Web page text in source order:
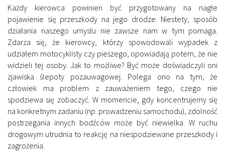
Każdy kierowca powinien być przygotowany na nagłe
pojawienie się przeszkody na jego drodze. Niestety, sposób
działania naszego umysłu nie zawsze nam w tym pomaga.
Zdarza się, że kierowcy, którzy spowodowali wypadek z
udziałem motocyklisty czy pieszego, opowiadają potem, że nie
widzieli tej osoby. Jak to możliwe? Być może doświadczyli oni
zjawiska ślepoty pozauwagowej. Polega ono na tym, że
człowiek ma problem z zauważeniem tego, czego nie
spodziewa się zobaczyć. W momencie, gdy koncentrujemy się
na konkretnym zadaniu (np. prowadzeniu samochodu), zdolność
postrzegania innych bodźców może być niewielka. W ruchu
drogowym utrudnia to reakcję na niespodziewane przeszkody i
zagrożenia.